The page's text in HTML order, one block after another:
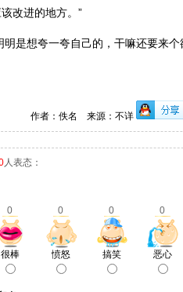
改进的地方。”
想夸一夸自己的，干嘛还要来个
作者：佚名 来源：不详
人表态：
0 0 0 0
很棒 愤怒 搞笑 恶心